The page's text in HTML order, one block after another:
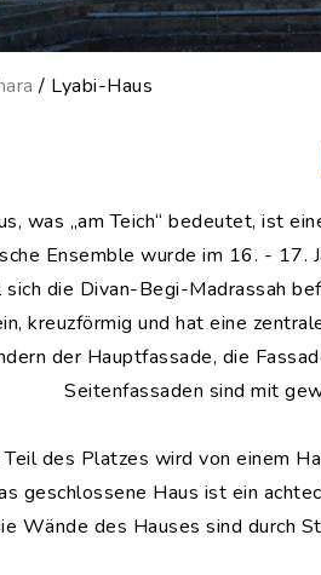
/ Lyabi-Haus
was „am Teich“ bedeutet, ist
Ensemble wurde im 16. - 17.
sich die Divan-Begi-Madrassah
kreuzförmig und hat eine
der Hauptfassade, die
Seitenfassaden sind mit
des Platzes wird von einem
geschlossene Haus ist ein
Wände des Hauses sind durch